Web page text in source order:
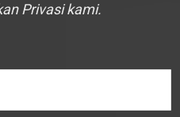
Privasi kami.